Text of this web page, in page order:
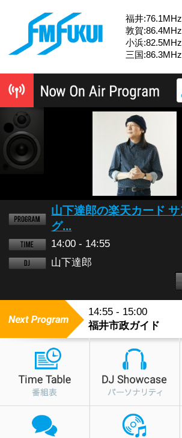
大野:84.7MHz
美浜:80.3MHz
高浜:82.0MHz
福井:76.1MHz
敦賀:86.4MHz
小浜:82.5MHz
三国:86.3MHz
山下達郎の楽天カード サンデー・ソン
グ...
福井市政ガイド